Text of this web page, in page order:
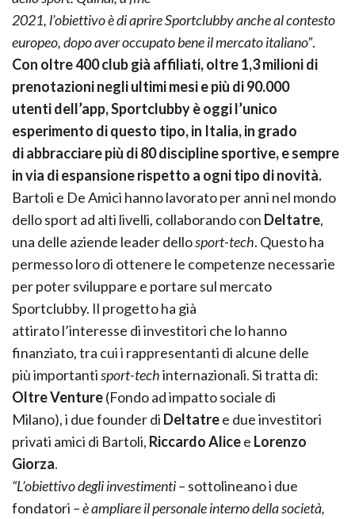
2021, l’obiettivo è di aprire Sportclubby anche al contesto
europeo, dopo aver occupato bene ilmercato italiano”.
Con oltre 400 club già affiliati, oltre 1,3 milioni di
prenotazioni negli ultimi mesi e più di 90.000
utenti dell’app, Sportclubby è oggi l’unico
esperimento di questo tipo, in Italia, in grado
diabbracciare più di 80 discipline sportive, e sempre
in via di espansione rispetto a ogni tipo dinovità.
Bartoli e De Amici hanno lavorato per anni nel mondo
dello sport ad alti livelli, collaborando con Deltatre,
una delle aziende leader dellosport-tech. Questo ha
permesso loro di ottenere le competenze necessarie
per poter sviluppare e portare sul mercato
Sportclubby. Il progetto ha già
attirato l’interesse di investitori che lo hanno
finanziato, tra cui i rappresentanti di alcune delle
più importantisport-techinternazionali. Si tratta di:
Oltre Venture(Fondo ad impatto sociale di
Milano), i due founder di Deltatree due investitori
privati amici di Bartoli, Riccardo Alicee Lorenzo
Giorza.
“L’obiettivo degli investimenti – sottolineano i due
fondatori – è ampliare il personale interno dellasocietà,